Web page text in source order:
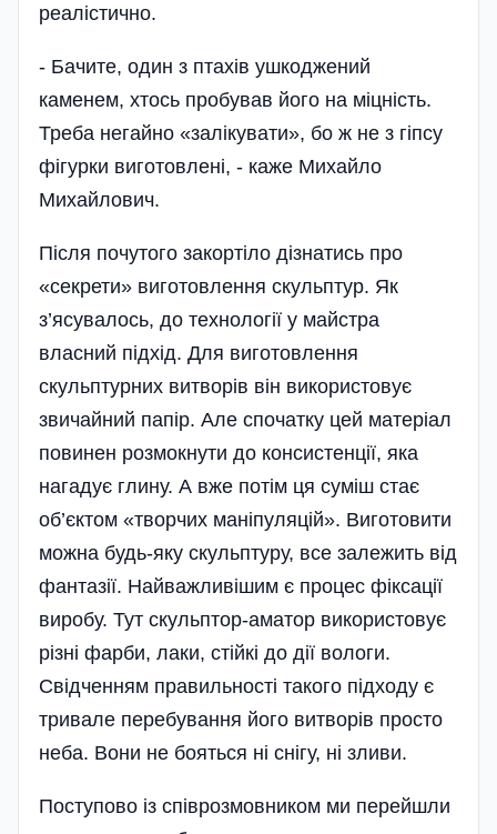
реалістично.
- Бачите, один з пта­хів ушкоджений
каменем, хтось пробував його на міцність.
Треба негайно «залікувати», бо ж не з гіпсу
фігурки виготовлені, - каже Михайло
Михайлович.
Після почутого закортіло дізнатись про
«секрети» виготовлення скульптур. Як
з’ясувалось, до технології у майстра
власний під­хід. Для виготовлення
скульптурних витворів він використовує
звичайний папір. Але спочатку цей мате­рі­ал
повинен розмокнути до консистенції, яка
нагадує глину. А вже потім ця суміш стає
об’єктом «творчих маніпуляцій». Виготовити
можна будь-яку скульптуру, все залежить від
фантазії. Найважливішим є процес фіксації
виробу. Тут скульптор-аматор використовує
різні фарби, лаки, стійкі до дії вологи.
Свідченням правильності такого підходу є
тривале перебування його витворів просто
неба. Вони не бояться ні снігу, ні зливи.
Поступово із співрозмовником ми перейшли